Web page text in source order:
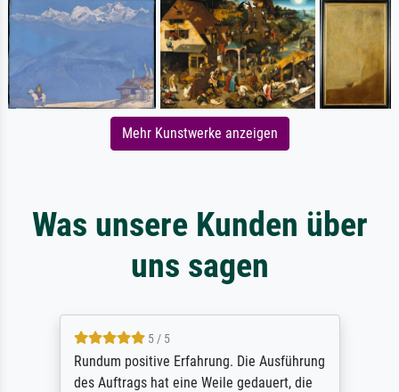
Mehr Kunstwerke anzeigen
Was unsere Kunden über
uns sagen
5 / 5
Rundum positive Erfahrung. Die Ausführung
des Auftrags hat eine Weile gedauert, die